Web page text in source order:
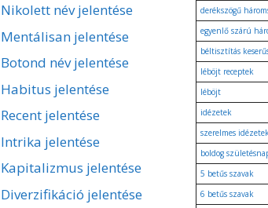
Nikolett név jelentése
Mentálisan jelentése
Botond név jelentése
Habitus jelentése
Recent jelentése
Intrika jelentése
Kapitalizmus jelentése
Diverzifikáció jelentése
derékszögű
egyenlő szárú
béltisztítás
léböjt receptek
léböjt
idézetek
szerelmes
boldog
5 betűs szavak
6 betűs szavak